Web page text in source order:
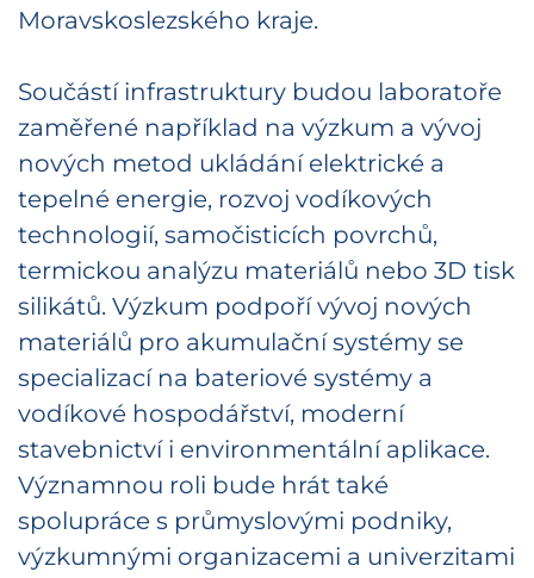
Moravskoslezského kraje.
Součástí infrastruktury budou laboratoře
zaměřené například na výzkum a vývoj
nových metod ukládání elektrické a
tepelné energie, rozvoj vodíkových
technologií, samočisticích povrchů,
termickou analýzu materiálů nebo 3D tisk
silikátů. Výzkum podpoří vývoj nových
materiálů pro akumulační systémy se
specializací na bateriové systémy a
vodíkové hospodářství, moderní
stavebnictví i environmentální aplikace.
Významnou roli bude hrát také
spolupráce s průmyslovými podniky,
výzkumnými organizacemi a univerzitami